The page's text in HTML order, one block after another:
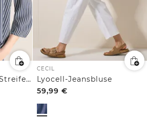
3/4-Arm Bluse mit Streifenmuster
CECIL
Lyocell-Jeansbluse
59,99 €